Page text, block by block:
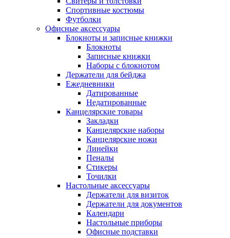
Спортивные костюмы
Футболки
Офисные аксессуары
Блокноты и записные книжки
Блокноты
Записные книжки
Наборы с блокнотом
Держатели для бейджа
Ежедневники
Датированные
Недатированные
Канцелярские товары
Закладки
Канцелярские наборы
Канцелярские ножи
Линейки
Пеналы
Стикеры
Точилки
Настольные аксессуары
Держатели для визиток
Держатели для документов
Календари
Настольные приборы
Офисные подставки